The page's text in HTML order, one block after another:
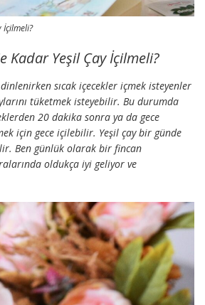
İçilmeli?
Kadar Yeşil Çay İçilmeli?
sıcak içecekler içmek isteyenler
tüketmek isteyebilir. Bu durumda
20 dakika sonra ya da gece
için gece içilebilir. Yeşil çay bir günde
Ben günlük olarak bir fincan
oldukça iyi geliyor ve